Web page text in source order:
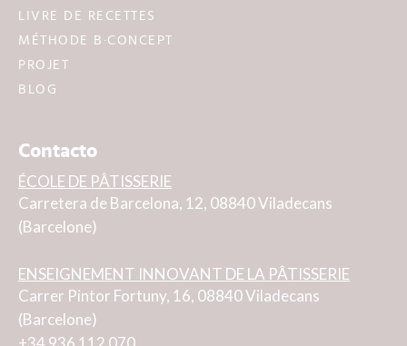
LIVRE DE RECETTES
MÉTHODE B·CONCEPT
PROJET
BLOG
Contacto
ÉCOLE DE PÂTISSERIE
Carretera de Barcelona, 12, 08840 Viladecans
(Barcelone)
ENSEIGNEMENT INNOVANT DE LA PÂTISSERIE
Carrer Pintor Fortuny, 16, 08840 Viladecans
(Barcelone)